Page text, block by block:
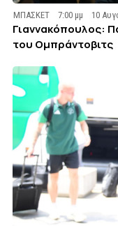
ΜΠΑΣΚΕΤ 7:00 μμ 10
Γιαννακόπουλος:
του Ομπράντοβιτς